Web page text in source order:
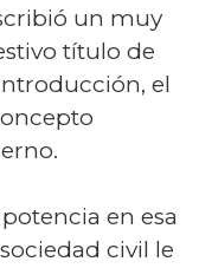
un muy
título de
el
en esa
civil le